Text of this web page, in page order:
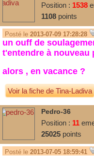
Position : 1538
1108 points
Posté le 2013-07-09 17:28:28
un ouff de
t'entendre à nouveau
alors , en vacance ?
Voir la fiche de Tina-Ladiva
Pedro-36
Position : 11
25025 points
Posté le 2013-07-05 18:59:41